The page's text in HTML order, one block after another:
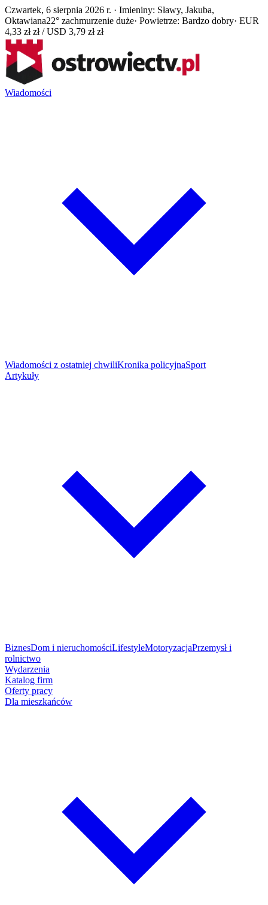
Czwartek, 6 sierpnia 2026 r. · Imieniny: Sławy, Jakuba,
Oktawiana22° zachmurzenie duże· Powietrze: Bardzo dobry· EUR
4,33 zł zł / USD 3,79 zł zł
Wiadomości
Wiadomości z ostatniej chwiliKronika policyjnaSport
Artykuły
BiznesDom i nieruchomościLifestyleMotoryzacjaPrzemysł i
rolnictwo
Wydarzenia
Katalog firm
Oferty pracy
Dla mieszkańców